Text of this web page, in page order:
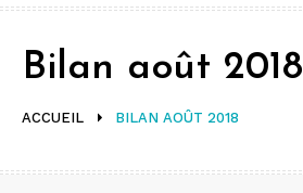
ACCUEIL BILAN AOÛT 2018
Bilan août 2018